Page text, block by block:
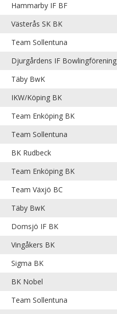
Hammarby IF BF
Västerås SK BK
Team Sollentuna
Djurgårdens IF Bowlingförening
Täby BwK
IKW/Köping BK
Team Enköping BK
Team Sollentuna
BK Rudbeck
Team Enköping BK
Team Växjö BC
Täby BwK
Domsjö IF BK
Vingåkers BK
Sigma BK
BK Nobel
Team Sollentuna